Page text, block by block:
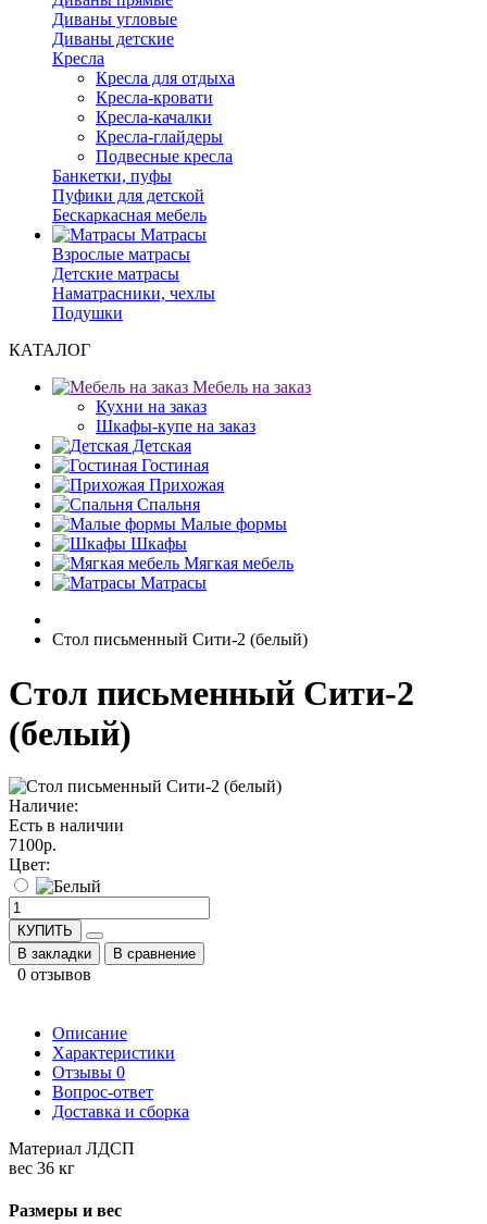
Диваны угловые
Диваны детские
Кресла
Кресла для отдыха
Кресла-кровати
Кресла-качалки
Кресла-глайдеры
Подвесные кресла
Банкетки, пуфы
Пуфики для детской
Бескаркасная мебель
Матрасы
Взрослые матрасы
Детские матрасы
Наматрасники, чехлы
Подушки
КАТАЛОГ
Мебель на заказ
Кухни на заказ
Шкафы-купе на заказ
Детская
Гостиная
Прихожая
Спальня
Малые формы
Шкафы
Мягкая мебель
Матрасы
Стол письменный Сити-2 (белый)
Стол письменный Сити-2
(белый)
Наличие:
Есть в наличии
7100р.
Цвет:
КУПИТЬ
В закладки
В сравнение
0 отзывов
Описание
Характеристики
Отзывы 0
Вопрос-ответ
Доставка и сборка
Материал ЛДСП
вес 36 кг
Размеры и вес